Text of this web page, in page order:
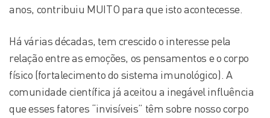
anos, contribuiu MUITO para que isto acontecesse.
Há várias décadas, tem crescido o interesse pela
relação entre as emoções, os pensamentos e o corpo
físico (fortalecimento do sistema imunológico). A
comunidade científica já aceitou a inegável influência
que esses fatores “invisíveis” têm sobre nosso corpo